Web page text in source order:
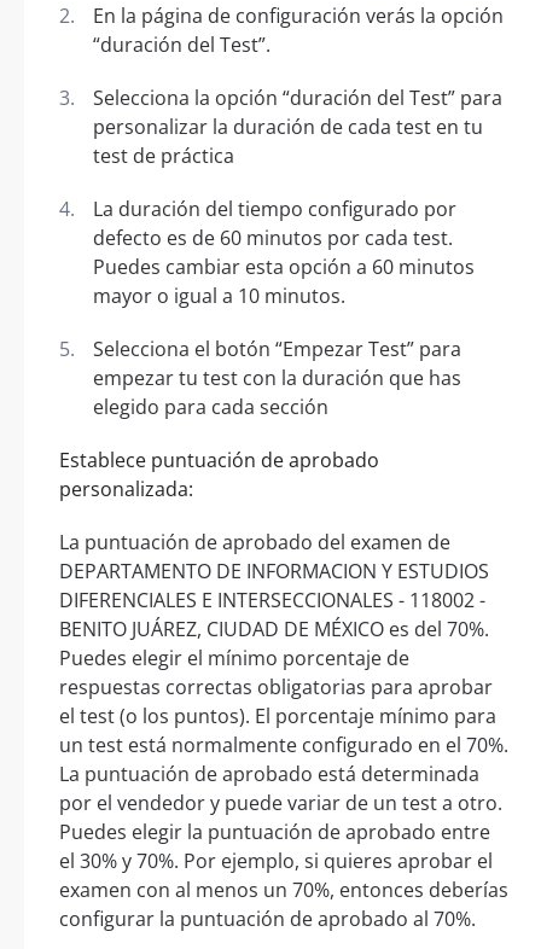
En la página de configuración verás la opción
“duración del Test”.
Selecciona la opción “duración del Test” para
personalizar la duración de cada test en tu
test de práctica
La duración del tiempo configurado por
defecto es de 60 minutos por cada test.
Puedes cambiar esta opción a 60 minutos
mayor o igual a 10 minutos.
Selecciona el botón “Empezar Test” para
empezar tu test con la duración que has
elegido para cada sección
Establece puntuación de aprobado
personalizada:
La puntuación de aprobado del examen de
DEPARTAMENTO DE INFORMACION Y ESTUDIOS
DIFERENCIALES E INTERSECCIONALES - 118002 -
BENITO JUÁREZ, CIUDAD DE MÉXICO es del 70%.
Puedes elegir el mínimo porcentaje de
respuestas correctas obligatorias para aprobar
el test (o los puntos). El porcentaje mínimo para
un test está normalmente configurado en el 70%.
La puntuación de aprobado está determinada
por el vendedor y puede variar de un test a otro.
Puedes elegir la puntuación de aprobado entre
el 30% y 70%. Por ejemplo, si quieres aprobar el
examen con al menos un 70%, entonces deberías
configurar la puntuación de aprobado al 70%.